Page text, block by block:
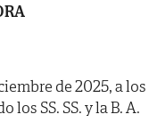
de 2025, a los
SS. SS. y la B. A.